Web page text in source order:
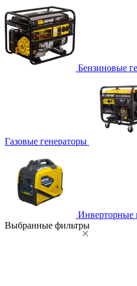
Бензиновые
Газовые генераторы
Инверторные
Выбранные фильтры